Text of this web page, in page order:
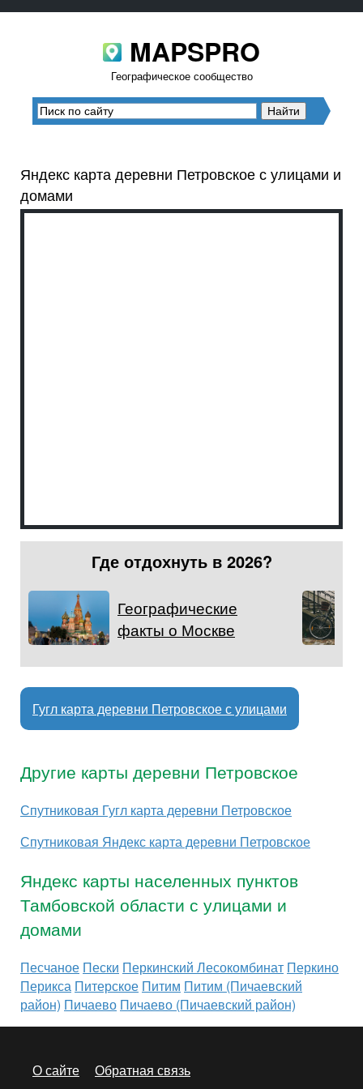
MAPSPRO
Географическое сообщество
Яндекс карта деревни Петровское с улицами и
домами
Где отдохнуть в 2026?
Географические
факты о Москве
Гугл карта деревни Петровское с улицами
Другие карты деревни Петровское
Спутниковая Гугл карта деревни Петровское
Спутниковая Яндекс карта деревни Петровское
Яндекс карты населенных пунктов
Тамбовской области с улицами и
домами
Песчаное Пески Перкинский Лесокомбинат Перкино
Перикса Питерское Питим Питим (Пичаевский
район) Пичаево Пичаево (Пичаевский район)
О сайте Обратная связь